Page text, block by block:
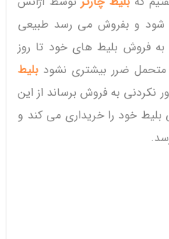
شود و بفروش می رسد طبیعی
فروش بلیط های خود تا روز
متحمل ضرر بیشتری نشود بلیط
نکردنی به فروش برساند از این
بلیط خود را خریداری می کند و